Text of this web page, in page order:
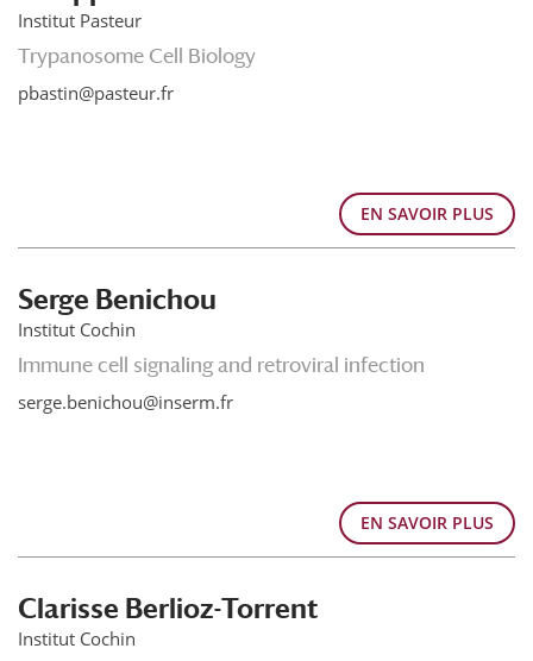
Institut Pasteur
Trypanosome Cell Biology
pbastin@pasteur.fr
EN SAVOIR PLUS
Serge Benichou
Institut Cochin
Immune cell signaling and retroviral infection
serge.benichou@inserm.fr
EN SAVOIR PLUS
Clarisse Berlioz-Torrent
Institut Cochin